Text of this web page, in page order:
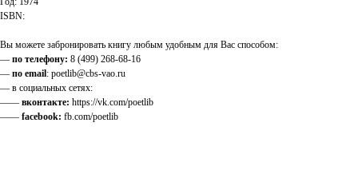
ISBN:
Вы можете забронировать книгу любым удобным для Вас способом:
— по телефону: 8 (499) 268-68-16
— по email: poetlib@cbs-vao.ru
— в социальных сетях:
—— вконтакте: https://vk.com/poetlib
—— facebook: fb.com/poetlib